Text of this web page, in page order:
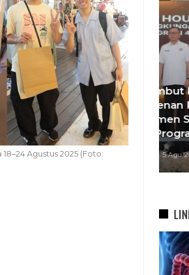
Agustus 2025 (Foto:
Sambut Kepala Staf
RI, Tegaskan
Sukseskan
Program…
5 Agu 2026